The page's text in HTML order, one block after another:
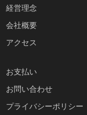
経営理念
会社概要
アクセス
お支払い
お問い合わせ
プライバシーポリシー